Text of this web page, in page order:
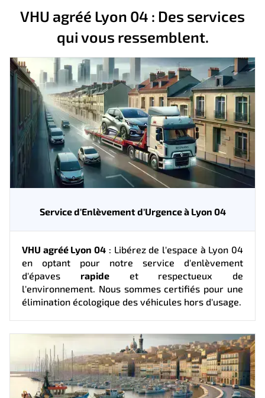
VHU agréé Lyon 04 : Des services
qui vous ressemblent.
Service d'Enlèvement d'Urgence à Lyon 04
VHU agréé Lyon 04 : Libérez de l'espace à Lyon 04
en optant pour notre service d'enlèvement
d'épaves rapideet respectueux de
l'environnement. Nous sommes certifiés pour une
élimination écologique des véhicules hors d'usage.